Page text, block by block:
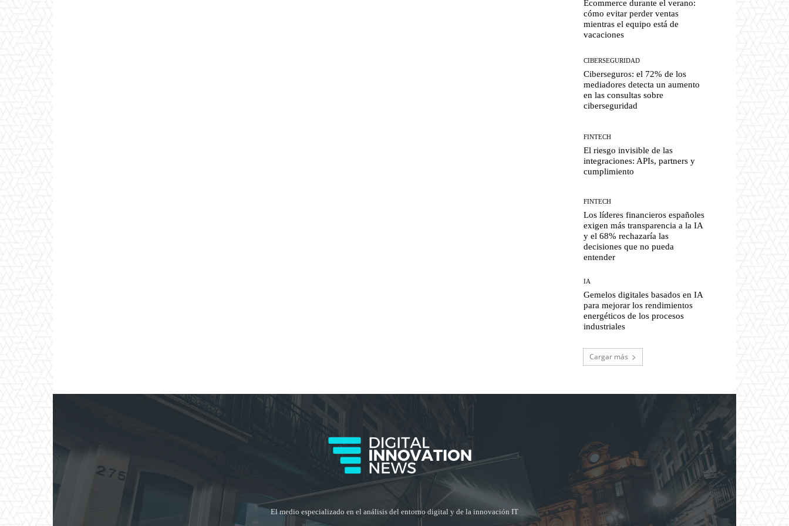
Ecommerce durante el verano:
cómo evitar perder ventas
mientras el equipo está de
vacaciones
CIBERSEGURIDAD
Ciberseguros: el 72% de los
mediadores detecta un aumento
en las consultas sobre
ciberseguridad
FINTECH
El riesgo invisible de las
integraciones: APIs, partners y
cumplimiento
FINTECH
Los líderes financieros españoles
exigen más transparencia a la IA
y el 68% rechazaría las
decisiones que no pueda
entender
IA
Gemelos digitales basados en IA
para mejorar los rendimientos
energéticos de los procesos
industriales
Cargar más
El medio especializado en el análisis del entorno digital y de la innovación IT